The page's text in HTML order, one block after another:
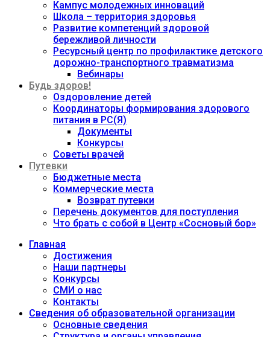
Кампус молодежных инноваций
Школа – территория здоровья
Развитие компетенций здоровой
бережливой личности
Ресурсный центр по профилактике детского
дорожно-транспортного травматизма
Вебинары
Будь здоров!
Оздоровление детей
Координаторы формирования здорового
питания в РС(Я)
Документы
Конкурсы
Советы врачей
Путевки
Бюджетные места
Коммерческие места
Возврат путевки
Перечень документов для поступления
Что брать с собой в Центр «Сосновый бор»
Главная
Достижения
Наши партнеры
Конкурсы
СМИ о нас
Контакты
Сведения об образовательной организации
Основные сведения